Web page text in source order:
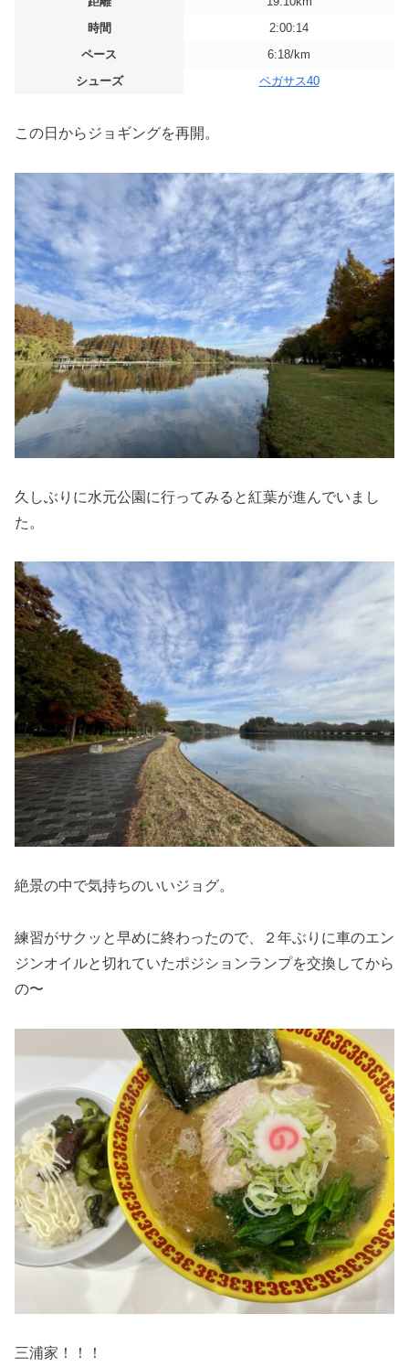
時間
2:00:14
ペース
6:18/km
シューズ
ペガサス40
この日からジョギングを再開。
久しぶりに水元公園に行ってみると紅葉が進んでいまし
た。
絶景の中で気持ちのいいジョグ。
練習がサクッと早めに終わったので、２年ぶりに車のエン
ジンオイルと切れていたポジションランプを交換してから
の〜
三浦家！！！